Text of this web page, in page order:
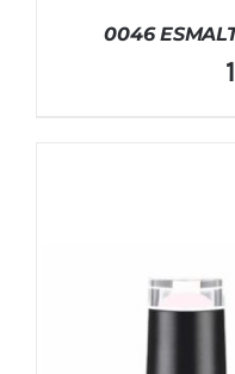
0046